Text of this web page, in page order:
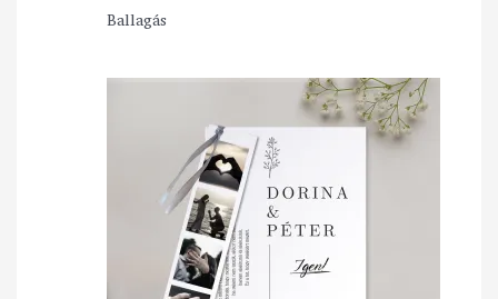
Ballagás